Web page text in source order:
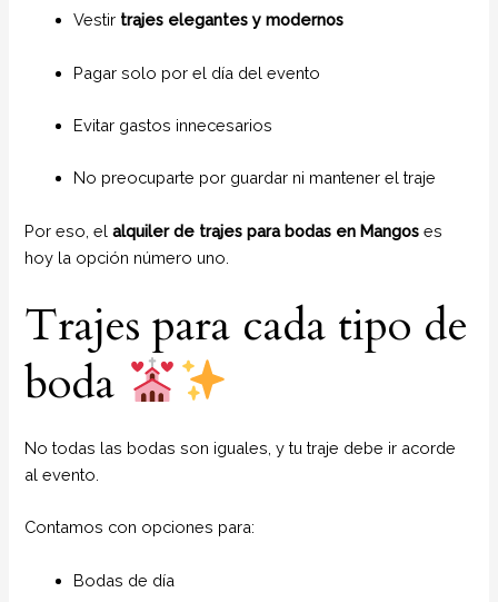
Vestir trajes elegantes y modernos
Pagar solo por el día del evento
Evitar gastos innecesarios
No preocuparte por guardar ni mantener el traje
Por eso, elalquiler de trajes para bodas en Mangos es
hoy la opción número uno.
Trajes para cada tipo de
boda
No todas las bodas son iguales, y tu traje debe ir acorde
al evento.
Contamos con opciones para:
Bodas de día